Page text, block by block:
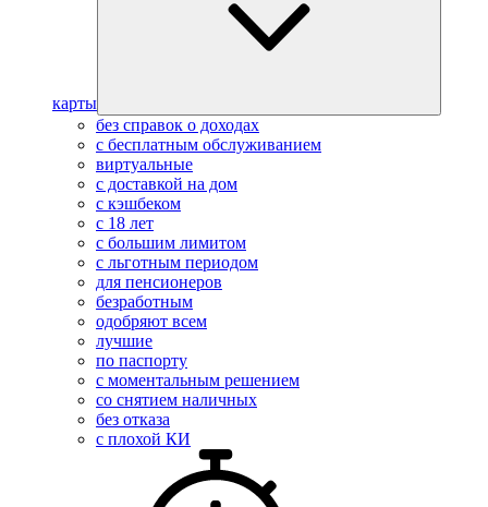
карты
без справок о доходах
с бесплатным обслуживанием
виртуальные
с доставкой на дом
с кэшбеком
с 18 лет
с большим лимитом
с льготным периодом
для пенсионеров
безработным
одобряют всем
лучшие
по паспорту
с моментальным решением
со снятием наличных
без отказа
с плохой КИ